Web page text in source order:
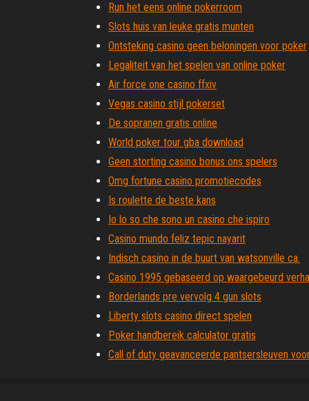
Run het eens online pokerroom
Slots huis van leuke gratis munten
Ontsteking casino geen beloningen voor poker
Legaliteit van het spelen van online poker
Air force one casino ffxiv
Vegas casino stijl pokerset
De sopranen gratis online
World poker tour gba download
Geen storting casino bonus ons spelers
Omg fortune casino promotiecodes
Is roulette de beste kans
Io lo so che sono un casino che ispiro
Casino mundo feliz tepic nayarit
Indisch casino in de buurt van watsonville ca.
Casino 1995 gebaseerd op waargebeurd
Borderlands pre vervolg 4 gun slots
Liberty slots casino direct spelen
Poker handbereik calculator gratis
Call of duty geavanceerde pantsersleuven